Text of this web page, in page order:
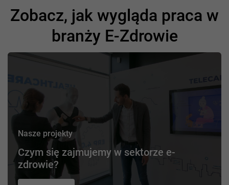
Zobacz, jak wygląda praca w
branży E-Zdrowie
Nasze projekty
Czym się zajmujemy w sektorze e-
zdrowie?